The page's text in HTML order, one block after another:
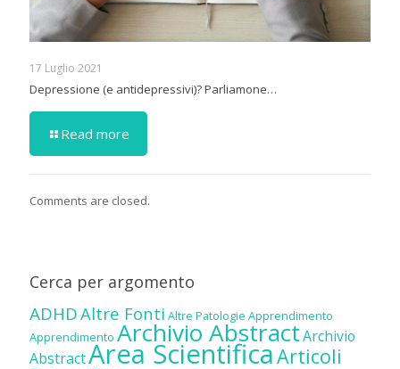
17 Luglio 2021
Depressione (e antidepressivi)? Parliamone…
Read more
Comments are closed.
Cerca per argomento
ADHDAltre Fonti Altre Patologie Apprendimento
Apprendimento Archivio AbstractArchivio
AbstractArea ScientificaArticoli